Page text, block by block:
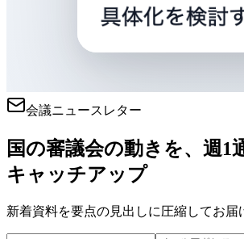
会議ニュースレター
国の審議会の動きを、週1
キャッチアップ
新着資料を要点の見出しに圧縮してお届